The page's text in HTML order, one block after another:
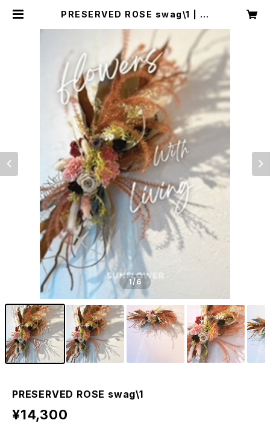
PRESERVED ROSE swag\1 | サ
1/6
PRESERVED ROSE swag\1
¥14,300